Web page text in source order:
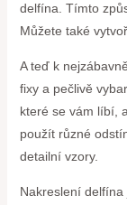
delfína. Tímto
Můžete také
A teď k
fixy a pečlivě
které se vám líbí,
použít různé
detailní vzory.
Nakreslení